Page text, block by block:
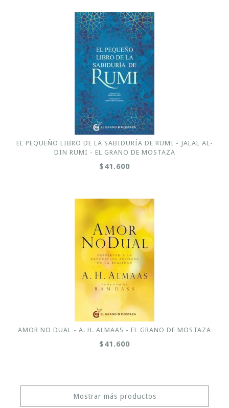
EL PEQUEÑO LIBRO DE LA SABIDURÍA DE RUMI - JALAL AL-
DIN RUMI - EL GRANO DE MOSTAZA
$41.600
AMOR NO DUAL - A. H. ALMAAS - EL GRANO DE MOSTAZA
$41.600
Mostrar más productos